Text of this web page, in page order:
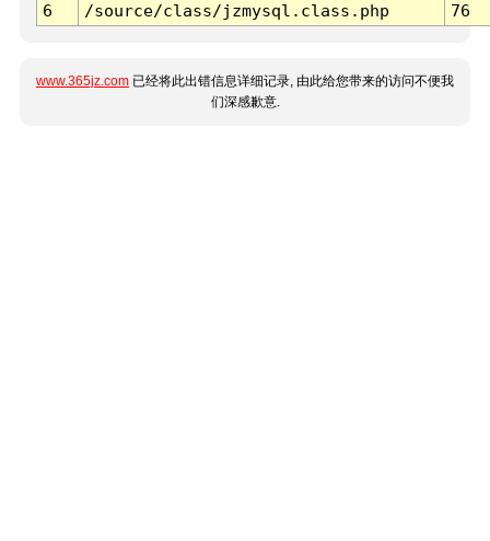
6
/source/class/jzmysql.class.php 76
www.365jz.com 已经将此出错信息详细记录, 由此给您带来的访问不便我
们深感歉意.